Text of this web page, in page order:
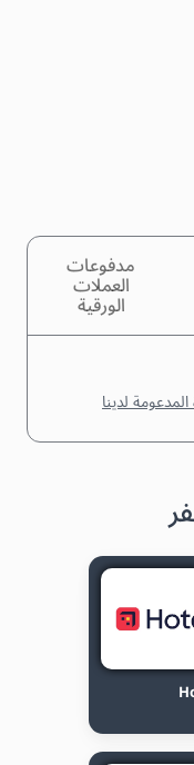
مدفوعات
العملات
الورقية
لدينا